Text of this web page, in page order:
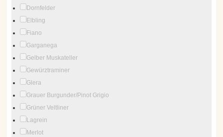
Dornfelder
Elbling
Fiano
Garganega
Gelber Muskateller
Gewürztraminer
Glera
Grauer Burgunder/Pinot Grigio
Grüner Veltliner
Lagrein
Merlot